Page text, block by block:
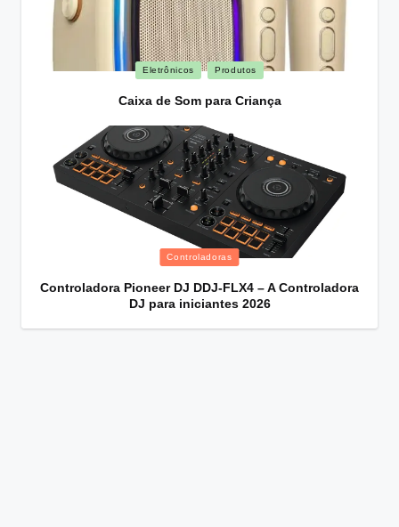
Posted
Eletrônicos Produtos
Caixa de Som para Criança
Posted
Controladoras
Controladora Pioneer DJ DDJ-FLX4 – A Controladora
DJ para iniciantes 2026